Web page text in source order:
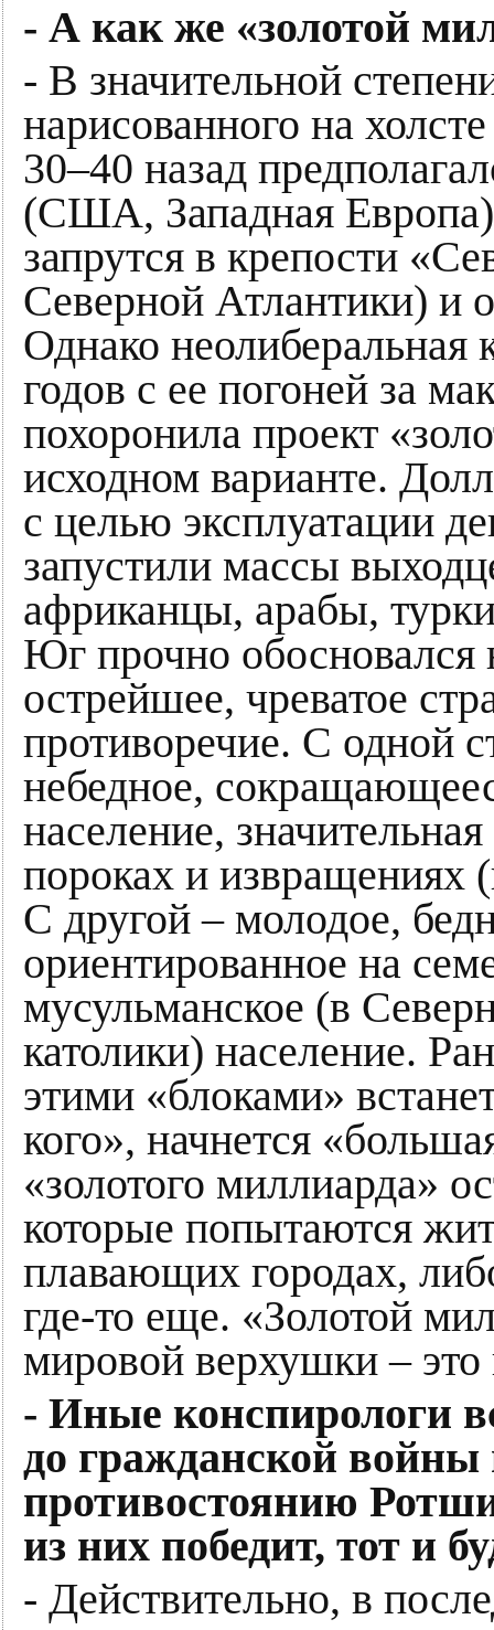
- А как же «золотой
- В значительной
нарисованного на
30–40 назад
(США, Западная Европа)
запрутся в крепости
Северной Атлантики) и
Однако неолиберальная
годов с ее погоней за
похоронила проект
исходном варианте.
с целью эксплуатации
запустили массы
африканцы, арабы,
Юг прочно обосновался
острейшее, чреватое
противоречие. С одной
небедное,
население,
пороках и извращениях
С другой – молодое,
ориентированное на
мусульманское (в
католики) население.
этими «блоками»
кого», начнется
«золотого миллиарда»
которые попытаются
плавающих городах,
где-то еще. «Золотой
мировой верхушки –
- Иные конспирологи
до гражданской войны
противостоянию
из них победит, тот и
- Действительно, в